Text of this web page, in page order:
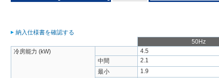
納入仕様書を確認する
50Hz
冷房能力 (kW)
4.5
中間
2.1
最小
1.9